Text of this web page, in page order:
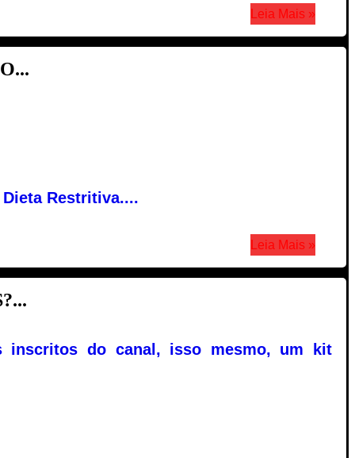
Leia Mais »
Dieta Restritiva....
Leia Mais »
inscritos do canal, isso mesmo, um kit